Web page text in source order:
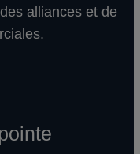
alliances et de